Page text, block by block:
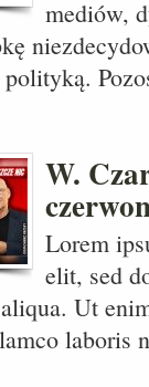
mediów,
polityką.
W.
Lorem
elit, sed
Ut